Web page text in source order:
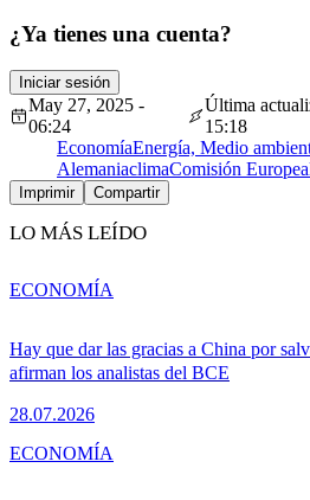
¿Ya tienes una cuenta?
Iniciar sesión
May 27, 2025 -
06:24
Última
15:18
EconomíaEnergía, Medio
AlemaniaclimaComisión Europea
Imprimir Compartir
LO MÁS LEÍDO
Hay que dar las gracias a China por
afirman los analistas del BCE
28.07.2026
ECONOMÍA
ECONOMÍA